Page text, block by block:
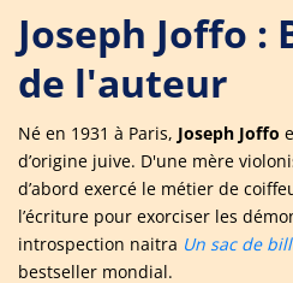
Joseph Joffo :
de l'auteur
Né en 1931 à Paris, Joseph Joffo
d’origine juive. D'une mère
d’abord exercé le métier de
l’écriture pour exorciser les
introspection naitra Un sac de
bestseller mondial.